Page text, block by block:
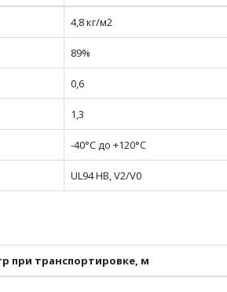
4,8 кг/м2
89%
0,6
1,3
-40°С до +120°С
UL94 HB, V2/V0
при транспортировке, м